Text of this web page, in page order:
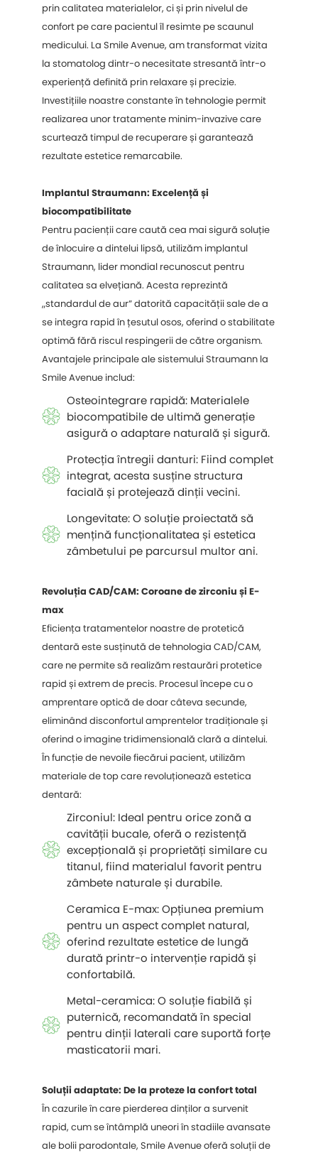
prin calitatea materialelor, ci și prin nivelul de
confort pe care pacientul îl resimte pe scaunul
medicului. La Smile Avenue, am transformat vizita
la stomatolog dintr-o necesitate stresantă într-o
experiență definită prin relaxare și precizie.
Investițiile noastre constante în tehnologie permit
realizarea unor tratamente minim-invazive care
scurtează timpul de recuperare și garantează
rezultate estetice remarcabile.
Implantul Straumann: Excelență și
biocompatibilitate
Pentru pacienții care caută cea mai sigură soluție
de înlocuire a dintelui lipsă, utilizăm implantul
Straumann, lider mondial recunoscut pentru
calitatea sa elvețiană. Acesta reprezintă
„standardul de aur” datorită capacității sale de a
se integra rapid în țesutul osos, oferind o stabilitate
optimă fără riscul respingerii de către organism.
Avantajele principale ale sistemului Straumann la
Smile Avenue includ:
Osteointegrare rapidă: Materialele
biocompatibile de ultimă generație
asigură o adaptare naturală și sigură.
Protecția întregii danturi: Fiind complet
integrat, acesta susține structura
facială și protejează dinții vecini.
Longevitate: O soluție proiectată să
mențină funcționalitatea și estetica
zâmbetului pe parcursul multor ani.
Revoluția CAD/CAM: Coroane de zirconiu și E-
max
Eficiența tratamentelor noastre de protetică
dentară este susținută de tehnologia CAD/CAM,
care ne permite să realizăm restaurări protetice
rapid și extrem de precis. Procesul începe cu o
amprentare optică de doar câteva secunde,
eliminând disconfortul amprentelor tradiționale și
oferind o imagine tridimensională clară a dintelui.
În funcție de nevoile fiecărui pacient, utilizăm
materiale de top care revoluționează estetica
dentară:
Zirconiul: Ideal pentru orice zonă a
cavității bucale, oferă o rezistență
excepțională și proprietăți similare cu
titanul, fiind materialul favorit pentru
zâmbete naturale și durabile.
Ceramica E-max: Opțiunea premium
pentru un aspect complet natural,
oferind rezultate estetice de lungă
durată printr-o intervenție rapidă și
confortabilă.
Metal-ceramica: O soluție fiabilă și
puternică, recomandată în special
pentru dinții laterali care suportă forțe
masticatorii mari.
Soluții adaptate: De la proteze la confort total
În cazurile în care pierderea dinților a survenit
rapid, cum se întâmplă uneori în stadiile avansate
ale bolii parodontale, Smile Avenue oferă soluții de